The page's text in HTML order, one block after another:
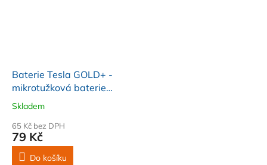
Baterie Tesla GOLD+ -
mikrotužková baterie
AAA (LR03) balení v
blistru po 4 ks
Skladem
65 Kč bez DPH
79 Kč
Do košíku